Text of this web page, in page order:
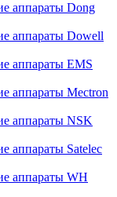
аппараты Dong
аппараты Dowell
аппараты EMS
аппараты Mectron
аппараты NSK
аппараты Satelec
аппараты WH